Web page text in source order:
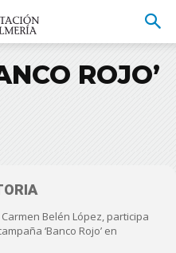
ROJO’
Belén López, participa
‘Banco Rojo’ en